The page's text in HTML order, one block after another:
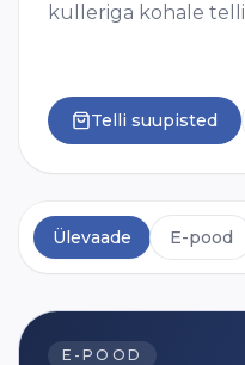
kulleriga kohale
Telli suupisted
Ülevaade E-pood
E-POOD